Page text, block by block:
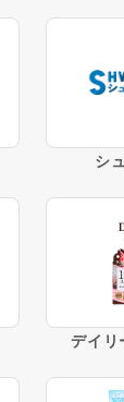
シ
デイリ